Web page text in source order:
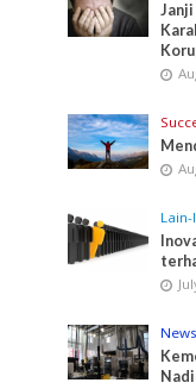
Janji
Lain-
News